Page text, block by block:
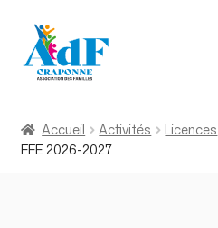
Aller
à
Aller
au
contenu
Activités
Accueil Activités Licences
FFE 2026-2027